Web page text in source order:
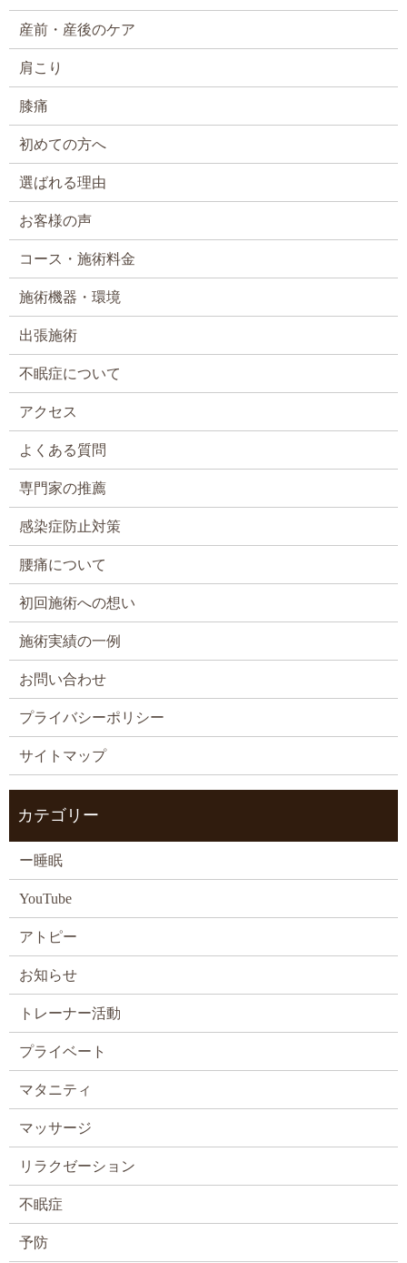
産前・産後のケア
肩こり
膝痛
初めての方へ
選ばれる理由
お客様の声
コース・施術料金
施術機器・環境
出張施術
不眠症について
アクセス
よくある質問
専門家の推薦
感染症防止対策
腰痛について
初回施術への想い
施術実績の一例
お問い合わせ
プライバシーポリシー
サイトマップ
カテゴリー
ー睡眠
YouTube
アトピー
お知らせ
トレーナー活動
プライベート
マタニティ
マッサージ
リラクゼーション
不眠症
予防